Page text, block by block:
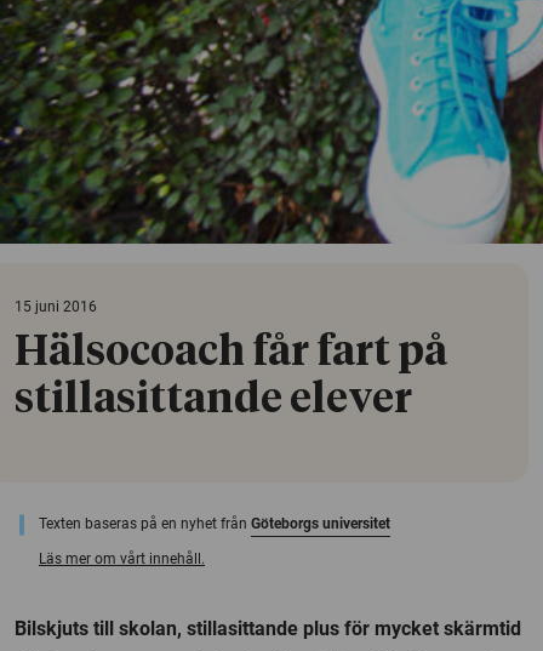
15 juni 2016
Hälsocoach får fart på
stillasittande elever
Texten baseras på en nyhet från Göteborgs universitet
Läs mer om vårt innehåll.
Bilskjuts till skolan, stillasittande plus för mycket skärmtid